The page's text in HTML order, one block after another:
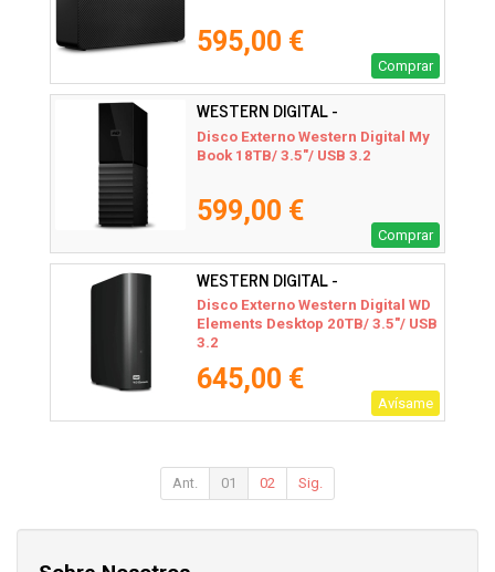
595,00 €
Comprar
WESTERN DIGITAL -
WDBBGB0180HBK-EESN
Disco Externo Western Digital My
Book 18TB/ 3.5"/ USB 3.2
599,00 €
Comprar
WESTERN DIGITAL -
WDBWLG0200HBK-EESN
Disco Externo Western Digital WD
Elements Desktop 20TB/ 3.5"/ USB
3.2
645,00 €
Avísame
Ant. 01 02 Sig.